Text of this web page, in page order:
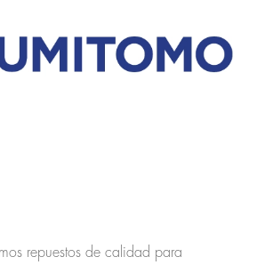
repuestos de calidad para